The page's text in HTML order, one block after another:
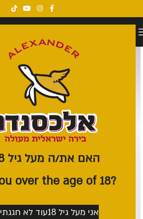
האם את/ה מעל גיל 18?
?Are you over the age of 18
אני מעל גיל 18 עוד לא חגגתי 18